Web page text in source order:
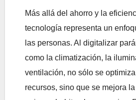
Más allá del ahorro y la
tecnología representa un
las personas. Al digitalizar
como la climatización, la
ventilación, no sólo se
recursos, sino que se mejora